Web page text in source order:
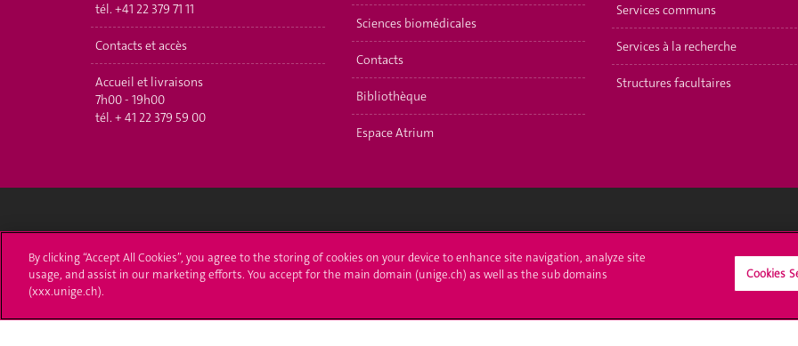
tél. +41 22 379 71 11
Contacts et accès
Accueil et livraisons
7h00 - 19h00
tél. + 41 22 379 59 00
Sciences biomédicales
Contacts
Bibliothèque
Espace Atrium
Services communs
Services à la recherche
Structures facultaires
24 rue du Général-Dufour
T. +41 (0)22 379 71 11
Immatriculations
Démarches administratives Médias
By clicking “Accept All Cookies”, you agree to the storing of cookies on your device to enhance site navigation, analyze site
usage, and assist in our marketing efforts. You accept for the main domain (unige.ch) as well as the sub domains
(xxx.unige.ch).
Cookies